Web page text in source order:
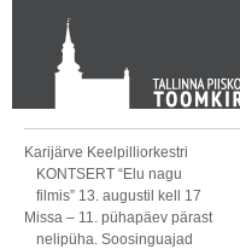
KONTAKT
Toom-Kooli 6, 10130 TALLINN
tallinna.toom@eelk.ee
Karijärve Keelpilliorkestri
KONTSERT “Elu nagu
filmis” 13. augustil kell 17
Missa – 11. pühapäev pärast
nelipüha. Soosinguajad